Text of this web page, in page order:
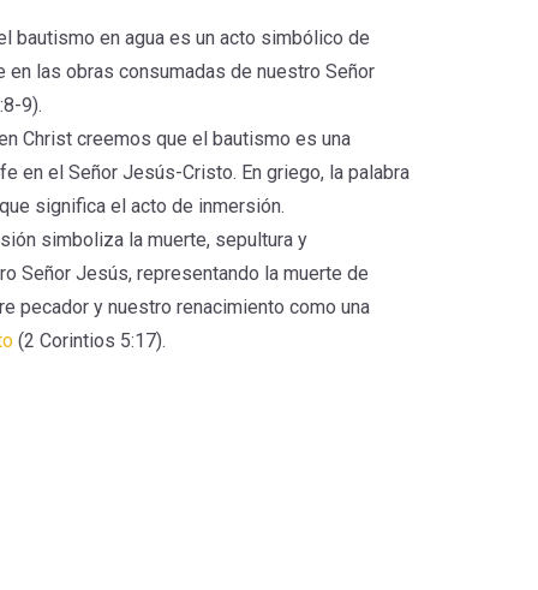
bautismo en agua es un acto simbólico de
en las obras consumadas de nuestro Señor
9).
Christ creemos que el bautismo es una
en el Señor Jesús-Cristo. En griego, la palabra
significa el acto de inmersión.
simboliza la muerte, sepultura y
Señor Jesús, representando la muerte de
pecador y nuestro renacimiento como una
(2 Corintios 5:17).